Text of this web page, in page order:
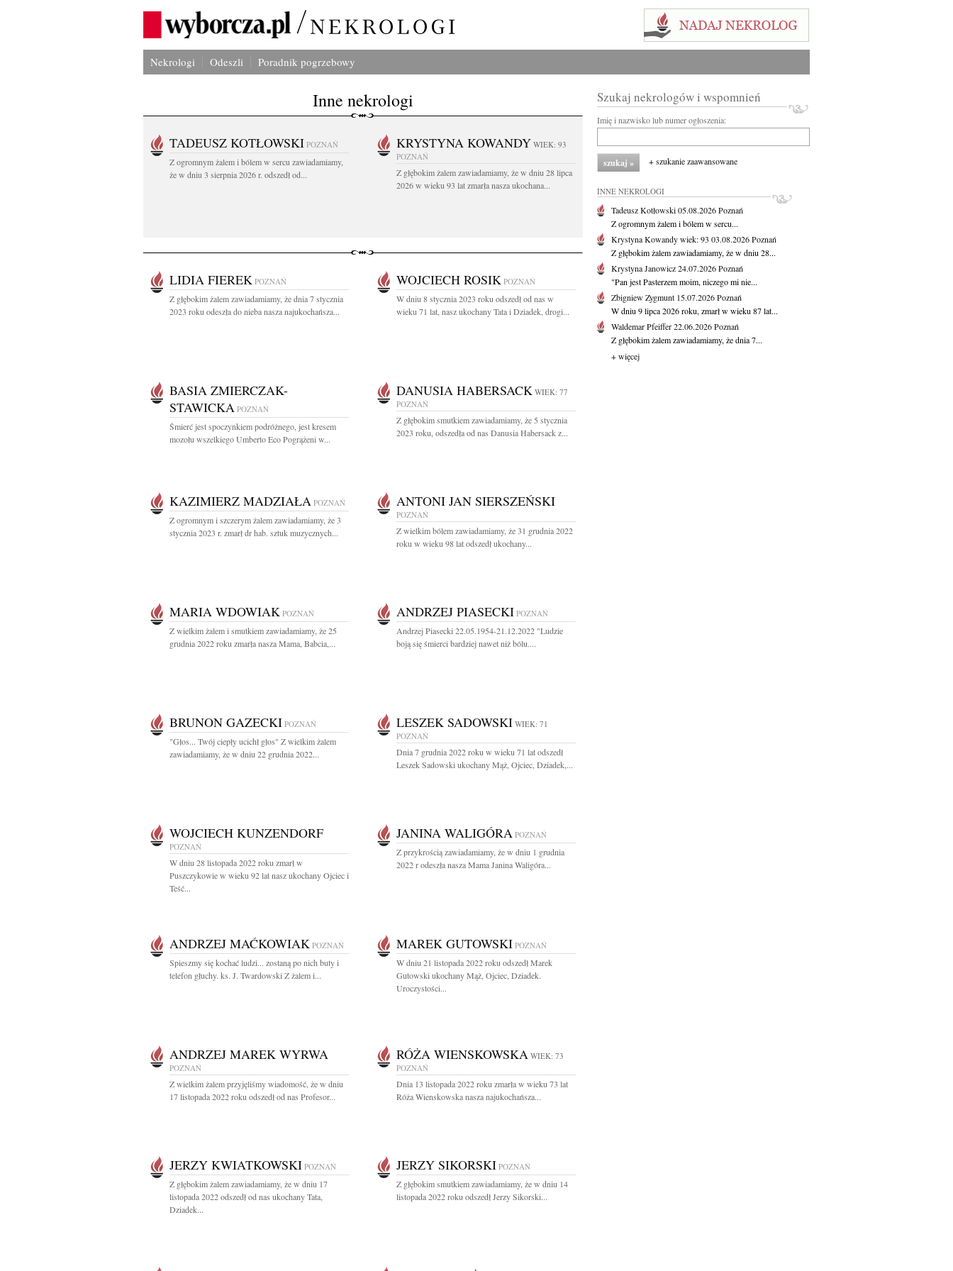
Nekrologi Odeszli Poradnik pogrzebowy
Inne nekrologi
TADEUSZ KOTŁOWSKI POZNAŃ
Z ogromnym żalem i bólem w sercu zawiadamiamy,
że w dniu 3 sierpnia 2026 r. odszedł od...
KRYSTYNA KOWANDY WIEK: 93
POZNAŃ
Z głębokim żalem zawiadamiamy, że w dniu 28 lipca
2026 w wieku 93 lat zmarła nasza ukochana...
LIDIA FIEREK POZNAŃ
Z głębokim żalem zawiadamiamy, że dnia 7 stycznia
2023 roku odeszła do nieba nasza najukochańsza...
WOJCIECH ROSIK POZNAŃ
W dniu 8 stycznia 2023 roku odszedł od nas w
wieku 71 lat, nasz ukochany Tata i Dziadek, drogi...
BASIA ZMIERCZAK-
STAWICKA POZNAŃ
Śmierć jest spoczynkiem podróżnego, jest kresem
mozołu wszelkiego Umberto Eco Pogrążeni w...
DANUSIA HABERSACK WIEK: 77
POZNAŃ
Z głębokim smutkiem zawiadamiamy, że 5 stycznia
2023 roku, odszedła od nas Danusia Habersack z...
KAZIMIERZ MADZIAŁA POZNAŃ
Z ogromnym i szczerym żalem zawiadamiamy, że 3
stycznia 2023 r. zmarł dr hab. sztuk muzycznych...
ANTONI JAN SIERSZEŃSKI
POZNAŃ
Z wielkim bólem zawiadamiamy, że 31 grudnia 2022
roku w wieku 98 lat odszedł ukochany...
MARIA WDOWIAK POZNAŃ
Z wielkim żalem i smutkiem zawiadamiamy, że 25
grudnia 2022 roku zmarła nasza Mama, Babcia,...
ANDRZEJ PIASECKI POZNAŃ
Andrzej Piasecki 22.05.1954-21.12.2022 "Ludzie
boją się śmierci bardziej nawet niż bólu....
BRUNON GAZECKI POZNAŃ
"Głos... Twój ciepły ucichł głos" Z wielkim żalem
zawiadamiamy, że w dniu 22 grudnia 2022...
LESZEK SADOWSKI WIEK: 71
POZNAŃ
Dnia 7 grudnia 2022 roku w wieku 71 lat odszedł
Leszek Sadowski ukochany Mąż, Ojciec, Dziadek,...
WOJCIECH KUNZENDORF
POZNAŃ
W dniu 28 listopada 2022 roku zmarł w
Puszczykowie w wieku 92 lat nasz ukochany Ojciec i
Teść...
JANINA WALIGÓRA POZNAŃ
Z przykrością zawiadamiamy, że w dniu 1 grudnia
2022 r odeszła nasza Mama Janina Waligóra...
ANDRZEJ MAĆKOWIAK POZNAŃ
Spieszmy się kochać ludzi... zostaną po nich buty i
telefon głuchy. ks. J. Twardowski Z żalem i...
MAREK GUTOWSKI POZNAŃ
W dniu 21 listopada 2022 roku odszedł Marek
Gutowski ukochany Mąż, Ojciec, Dziadek.
Uroczystości...
ANDRZEJ MAREK WYRWA
POZNAŃ
Z wielkim żalem przyjęliśmy wiadomość, że w dniu
17 listopada 2022 roku odszedł od nas Profesor...
RÓŻA WIENSKOWSKA WIEK: 73
POZNAŃ
Dnia 13 listopada 2022 roku zmarła w wieku 73 lat
Róża Wienskowska nasza najukochańsza...
JERZY KWIATKOWSKI POZNAŃ
Z głębokim żalem zawiadamiamy, że w dniu 17
listopada 2022 odszedł od nas ukochany Tata,
Dziadek...
JERZY SIKORSKI POZNAŃ
Z głębokim smutkiem zawiadamiamy, że w dniu 14
listopada 2022 roku odszedł Jerzy Sikorski...
Szukaj nekrologów i wspomnień
Imię i nazwisko lub numer ogłoszenia:
+ szukanie zaawansowane
INNE NEKROLOGI
Tadeusz Kotłowski05.08.2026Poznań
Z ogromnym żalem i bólem w sercu...
Krystyna Kowandywiek: 93 03.08.2026Poznań
Z głębokim żalem zawiadamiamy, że w dniu 28...
Krystyna Janowicz24.07.2026Poznań
"Pan jest Pasterzem moim, niczego mi nie...
Zbigniew Zygmunt 15.07.2026Poznań
W dniu 9 lipca 2026 roku, zmarł w wieku 87 lat...
Waldemar Pfeiffer22.06.2026Poznań
Z głębokim żalem zawiadamiamy, że dnia 7...
+ więcej